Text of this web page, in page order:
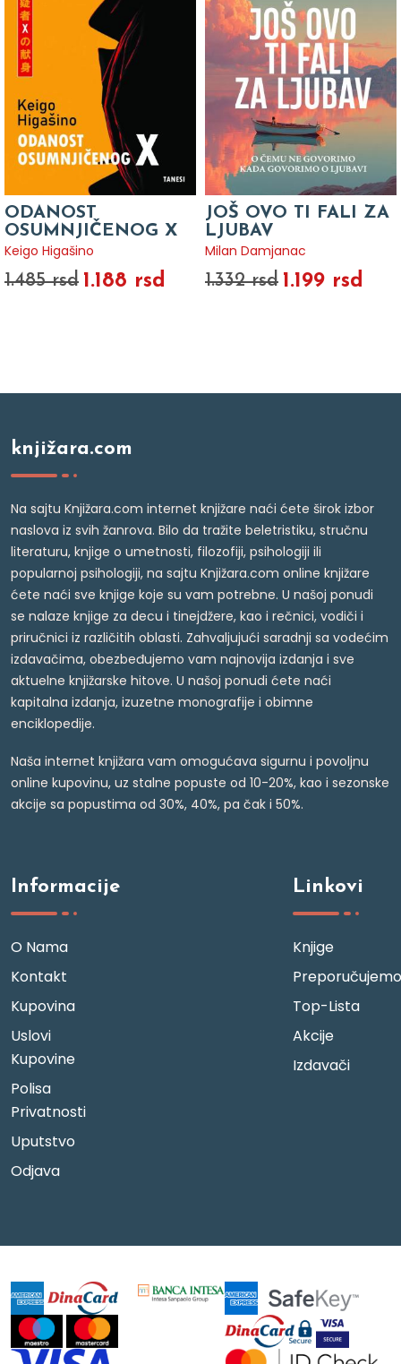
ODANOST
OSUMNJIČENOG X
Keigo Higašino
1.485 rsd 1.188 rsd
JOŠ OVO TI FALI ZA
LJUBAV
Milan Damjanac
1.332 rsd 1.199 rsd
knjižara.com
Na sajtu Knjižara.com internet knjižare naći ćete širok izbor
naslova iz svih žanrova. Bilo da tražite beletristiku, stručnu
literaturu, knjige o umetnosti, filozofiji, psihologiji ili
popularnoj psihologiji, na sajtu Knjižara.com online knjižare
ćete naći sve knjige koje su vam potrebne. U našoj ponudi
se nalaze knjige za decu i tinejdžere, kao i rečnici, vodiči i
priručnici iz različitih oblasti. Zahvaljujući saradnji sa vodećim
izdavačima, obezbeđujemo vam najnovija izdanja i sve
aktuelne knjižarske hitove. U našoj ponudi ćete naći
kapitalna izdanja, izuzetne monografije i obimne
enciklopedije.
Naša internet knjižara vam omogućava sigurnu i povoljnu
online kupovinu, uz stalne popuste od 10-20%, kao i sezonske
akcije sa popustima od 30%, 40%, pa čak i 50%.
Informacije
O Nama
Kontakt
Kupovina
Uslovi
Kupovine
Polisa
Privatnosti
Uputstvo
Odjava
Linkovi
Knjige
Preporučujemo
Top-Lista
Akcije
Izdavači